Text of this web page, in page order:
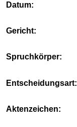
Datum:
Gericht:
Spruchkörper:
Entscheidungsart:
Aktenzeichen: